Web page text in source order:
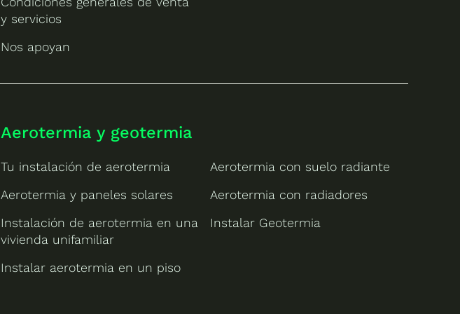
y servicios
Nos apoyan
Aerotermia y geotermia
Tu instalación de aerotermia
Aerotermia y paneles solares
Instalación de aerotermia en una
vivienda unifamiliar
Instalar aerotermia en un piso
Aerotermia con suelo radiante
Aerotermia con radiadores
Instalar Geotermia